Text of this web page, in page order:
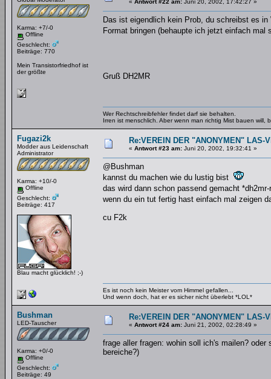
Karma: +7/-0
Offline
Geschlecht:
Beiträge: 770
Mein Transistorfriedhof ist
der größte
« Antwort #22 am: Juni 20, 2002, 17:42:27 »
Das ist eigendlich kein Prob, du schreibst es
Format bringen (behaupte ich jetzt einfach mal
Gruß DH2MR
Wer Rechtschreibfehler findet darf sie behalten.
Irren ist menschlich. Aber wenn man richtig Mist bauen will,
Fugazi2k
Modder aus Leidenschaft
Administrator
Karma: +10/-0
Offline
Geschlecht:
Beiträge: 417
Blau macht glücklich! ;-)
Re:VEREIN DER "ANONYMEN" LAS-
« Antwort #23 am: Juni 20, 2002, 19:32:41 »
@Bushman
kannst du machen wie du lustig bist
das wird dann schon passend gemacht
wenn du ein tut fertig hast einfach mal zeigen
cu F2k
Es ist noch kein Meister vom Himmel gefallen...
Und wenn doch, hat er es sicher nicht überlebt *LOL*
Bushman
LED-Tauscher
Karma: +0/-0
Offline
Geschlecht:
Beiträge: 49
Re:VEREIN DER "ANONYMEN" LAS-
« Antwort #24 am: Juni 21, 2002, 02:28:49 »
frage aller fragen: wohin soll ich's mailen?
bereiche?)